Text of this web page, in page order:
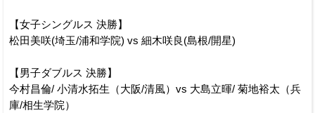
【女子シングルス 決勝】
松田美咲(埼玉/浦和学院) vs 細木咲良(島根/開星)
【男子ダブルス 決勝】
今村昌倫/ 小清水拓生（大阪/清風）vs 大島立暉/ 菊地裕太（兵
庫/相生学院）